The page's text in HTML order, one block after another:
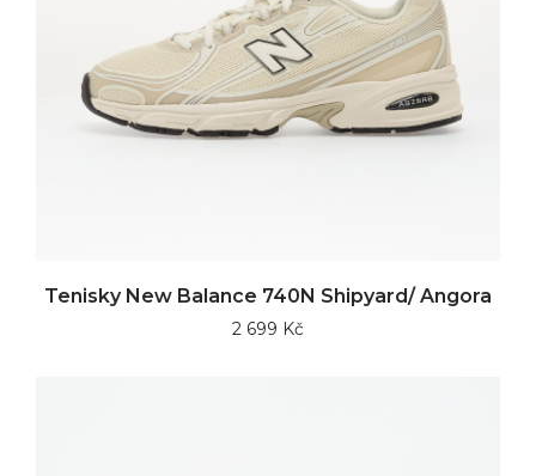
Tenisky New Balance 740N Shipyard/ Angora
2 699 Kč